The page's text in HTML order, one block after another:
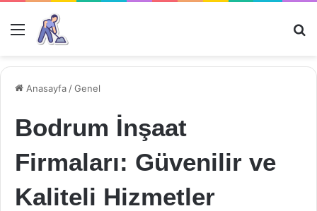
Menü
Anasayfa /Genel
Bodrum İnşaat
Firmaları: Güvenilir ve
Kaliteli Hizmetler